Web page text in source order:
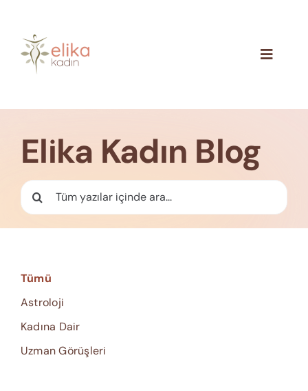
content
Toggle
İletişim
Elika Kadın Blog
Ara:
Tümü
Astroloji
Kadına Dair
Uzman Görüşleri